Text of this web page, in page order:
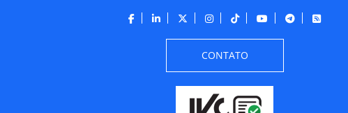
CONTATO